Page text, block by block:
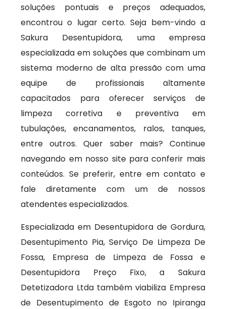
soluções pontuais e preços adequados,
encontrou o lugar certo. Seja bem-vindo a
Sakura Desentupidora, uma empresa
especializada em soluções que combinam um
sistema moderno de alta pressão com uma
equipe de profissionais altamente
capacitados para oferecer serviços de
limpeza corretiva e preventiva em
tubulações, encanamentos, ralos, tanques,
entre outros. Quer saber mais? Continue
navegando em nosso site para conferir mais
conteúdos. Se preferir, entre em contato e
fale diretamente com um de nossos
atendentes especializados.
Especializada em Desentupidora de Gordura,
Desentupimento Pia, Serviço De Limpeza De
Fossa, Empresa de Limpeza de Fossa e
Desentupidora Preço Fixo, a Sakura
Detetizadora Ltda também viabiliza Empresa
de Desentupimento de Esgoto no Ipiranga